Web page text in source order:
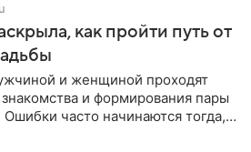
как пройти путь от
и женщиной проходят
знакомства и формирования пары
часто начинаются тогда,